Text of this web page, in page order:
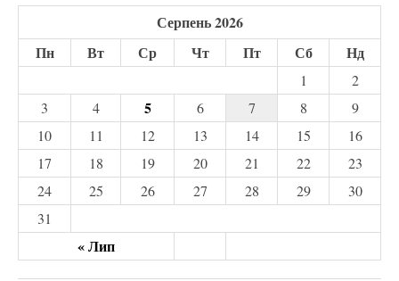
Серпень 2026
Пн
Вт Ср Чт Пт Сб Нд
« Лип
1
2
3
4 5 6 7 8
9
10
11 12 13 14 15
16
17
18 19 20 21 22
23
24
25 26 27 28 29
30
31